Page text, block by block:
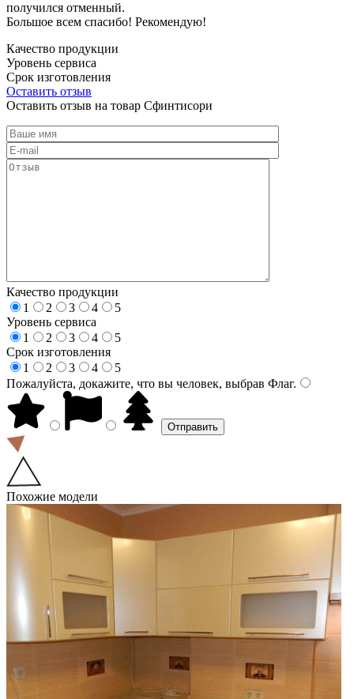
получился отменный.
Большое всем спасибо! Рекомендую!
Качество продукции
Уровень сервиса
Срок изготовления
Оставить отзыв
Оставить отзыв на товар Сфинтисори
Качество продукции
1
2 3 4
5
Уровень сервиса
1
2 3 4
5
Срок изготовления
1
2 3 4
5
Пожалуйста, докажите, что вы человек, выбрав Флаг.
Похожие модели